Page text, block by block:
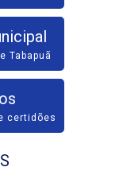
Tabapuã
certidões